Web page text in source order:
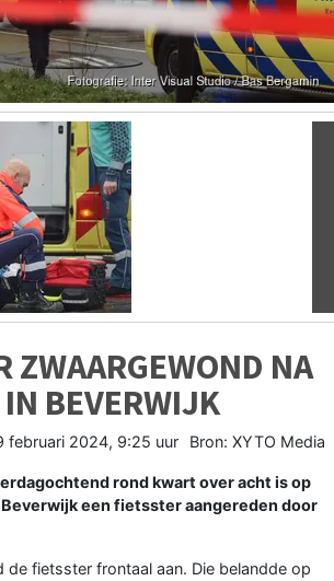
ZWAARGEWOND NA
BEVERWIJK
februari 2024, 9:25 uur Bron: XYTO Media
rond kwart over acht is op
een fietsster aangereden door
de fietsster frontaal aan. Die belandde op